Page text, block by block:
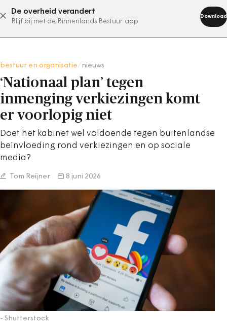
De overheid verandert
Blijf bij met de Binnenlands Bestuur app
Download
abonneer nu
bestuur en organisatie nieuws
‘Nationaal plan’ tegen
inmenging verkiezingen komt
er voorlopig niet
Doet het kabinet wel voldoende tegen buitenlandse
beïnvloeding rond verkiezingen en op sociale
media?
Tom Reijner 8 juni 2026
- Shutterstock